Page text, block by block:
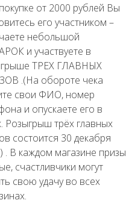
от 2000 рублей Вы
его участником –
небольшой
и участвуете в
ТРЕХ ГЛАВНЫХ
.(На обороте чека
свои ФИО, номер
и опускаете его в
Розыгрыш трёх главных
состоится 30 декабря
. В каждом магазине призы
счастливчики могут
свою удачу во всех